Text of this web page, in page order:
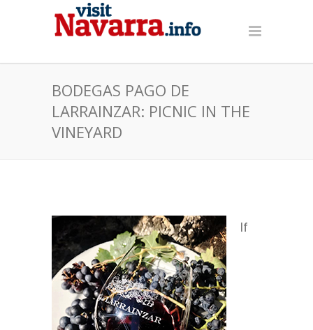
BODEGAS PAGO DE
LARRAINZAR: PICNIC IN THE
VINEYARD
If